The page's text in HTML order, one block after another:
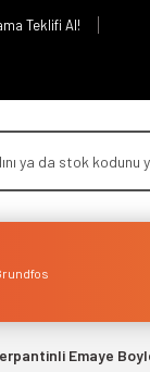
Teklifi Al!
Emaye